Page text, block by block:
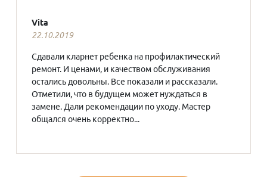
Vita
22.10.2019
Сдавали кларнет ребенка на профилактический
ремонт. И ценами, и качеством обслуживания
остались довольны. Все показали и рассказали.
Отметили, что в будущем может нуждаться в
замене. Дали рекомендации по уходу. Мастер
общался очень корректно...